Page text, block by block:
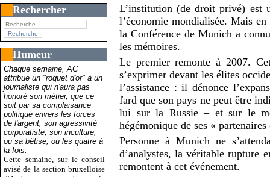
Rechercher
Humeur
Chaque semaine, AC
attribue un "roquet d'or" à un
journaliste qui n'aura pas
honoré son métier, que ce
soit par sa complaisance
politique envers les forces
de l'argent, son agressivité
corporatiste, son inculture,
ou sa bêtise, ou les quatre à
la fois.
Cette semaine, sur le conseil
avisé de la section bruxelloise
L’institution (de droit privé) est
l’économie mondialisée. Mais
la Conférence de Munich a
les mémoires.
Le premier remonte à 2007.
s’exprimer devant les élites
l’assistance : il dénonce
fard que son pays ne peut être
lui sur la Russie – et sur le
hégémonique de ses «
Personne à Munich ne
d’analystes, la véritable rupture
remontent à cet événement.